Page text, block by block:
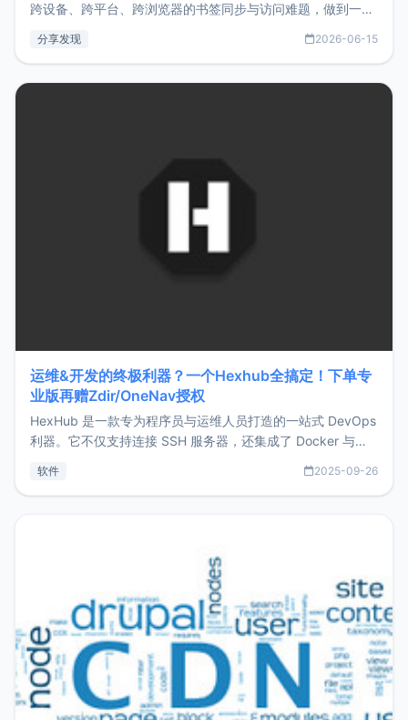
跨设备、跨平台、跨浏览器的书签同步与访问难题，做到一处
用，让管理更高效。ZMark官网地址：
分享发现 2026-06-15
运维&开发的终极利器？一个Hexhub全搞定！下单专
业版再赠Zdir/OneNav授权
HexHub 是一款专为程序员与运维人员打造的一站式 DevOps
利器。它不仅支持连接 SSH 服务器，还集成了 Docker 与常
件间频繁切换，仅凭 HexHub 即可同时搞定运维与数据库操
软件 2025-09-26